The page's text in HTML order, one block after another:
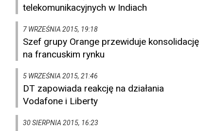
telekomunikacyjnych w Indiach
7 WRZEŚNIA 2015, 19:18
Szef grupy Orange przewiduje konsolidację
na francuskim rynku
5 WRZEŚNIA 2015, 21:46
DT zapowiada reakcję na działania
Vodafone i Liberty
30 SIERPNIA 2015, 16:23